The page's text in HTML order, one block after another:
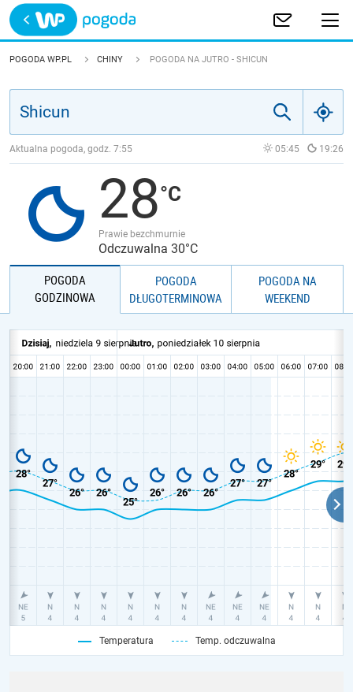
Trwa ładowanie
POLSKA
JAKOŚĆ POWIETRZA
POGODA WP.PL CHINY POGODA NA JUTRO - SHICUN
Aktualna pogoda, godz. 7:55 05:45 19:26
28
Prawie bezchmurnie
Odczuwalna 30°C
POGODA
GODZINOWA
POGODA
DŁUGOTERMINOWA
POGODA NA
WEEKEND
Temperatura Temp. odczuwalna